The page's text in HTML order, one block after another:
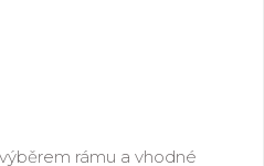
rámu a vhodné